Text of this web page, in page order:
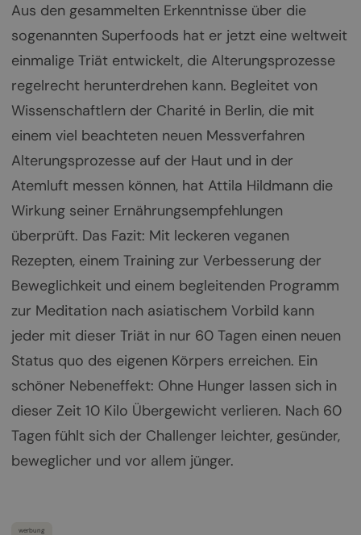
Aus den gesammelten Erkenntnisse über die
sogenannten Superfoods hat er jetzt eine weltweit
einmalige Triät entwickelt, die Alterungsprozesse
regelrecht herunterdrehen kann. Begleitet von
Wissenschaftlern der Charité in Berlin, die mit
einem viel beachteten neuen Messverfahren
Alterungsprozesse auf der Haut und in der
Atemluft messen können, hat Attila Hildmann die
Wirkung seiner Ernährungsempfehlungen
überprüft. Das Fazit: Mit leckeren veganen
Rezepten, einem Training zur Verbesserung der
Beweglichkeit und einem begleitenden Programm
zur Meditation nach asiatischem Vorbild kann
jeder mit dieser Triät in nur 60 Tagen einen neuen
Status quo des eigenen Körpers erreichen. Ein
schöner Nebeneffekt: Ohne Hunger lassen sich in
dieser Zeit 10 Kilo Übergewicht verlieren. Nach 60
Tagen fühlt sich der Challenger leichter, gesünder,
beweglicher und vor allem jünger.
werbung